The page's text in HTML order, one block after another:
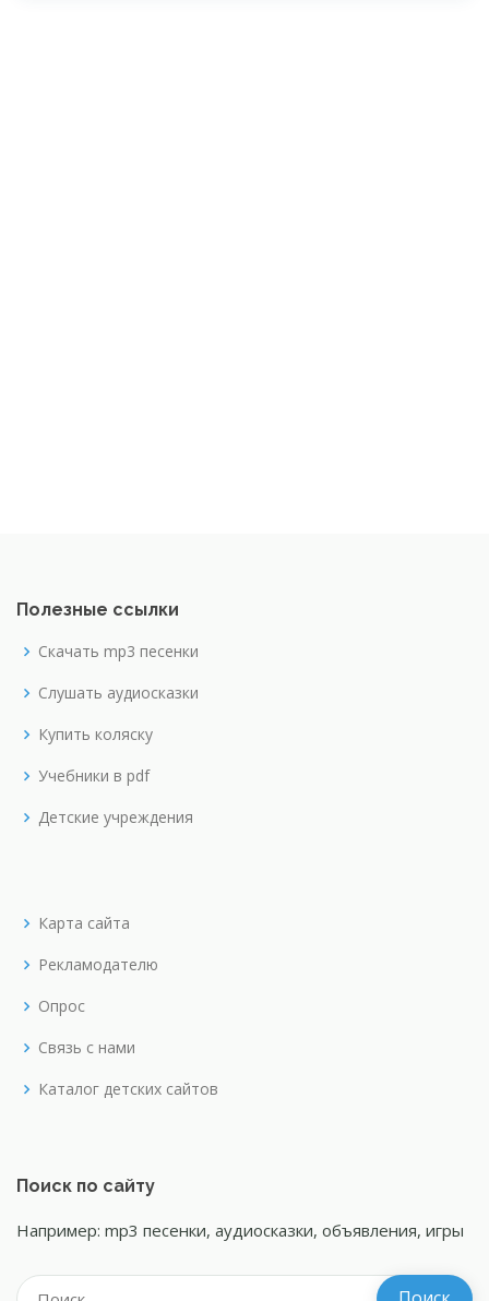
Полезные ссылки
Скачать mp3 песенки
Слушать аудиосказки
Купить коляску
Учебники в pdf
Детские учреждения
Карта сайта
Рекламодателю
Опрос
Связь с нами
Каталог детских сайтов
Поиск по сайту
Например: mp3 песенки, аудиосказки, объявления, игры